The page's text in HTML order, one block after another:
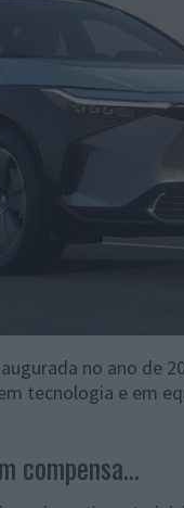
no ano de
tecnologia e em
compensa...